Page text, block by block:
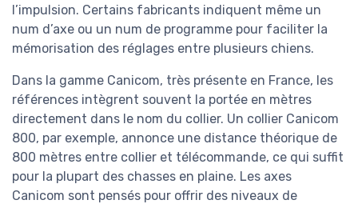
l’impulsion. Certains fabricants indiquent même un
num d’axe ou un num de programme pour faciliter la
mémorisation des réglages entre plusieurs chiens.
Dans la gamme Canicom, très présente en France, les
références intègrent souvent la portée en mètres
directement dans le nom du collier. Un collier Canicom
800, par exemple, annonce une distance théorique de
800 mètres entre collier et télécommande, ce qui suffit
pour la plupart des chasses en plaine. Les axes
Canicom sont pensés pour offrir des niveaux de